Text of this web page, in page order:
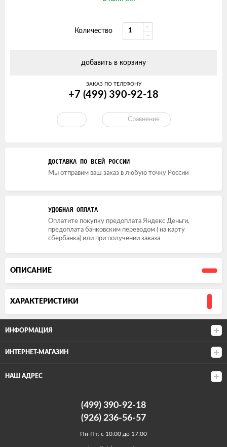
Количество
добавить в корзину
ЗАКАЗ ПО ТЕЛЕФОНУ
+7 (499) 390-92-18
Сравнение
ДОСТАВКА ПО ВСЕЙ РОССИИ
Мы отправим ваш заказ в любую точку России
УДОБНАЯ ОПЛАТА
Оплатите покупку предоплата Яндекс Деньги,
предоплата банковским переводом ( на карту
сбербанка) или при получении заказа
ОПИСАНИЕ
ХАРАКТЕРИСТИКИ
ИНФОРМАЦИЯ
ИНТЕРНЕТ-МАГАЗИН
НАШ АДРЕС
(499) 390-92-18
(926) 236-56-57
Пн-Пт: с 10:00 до 17:00